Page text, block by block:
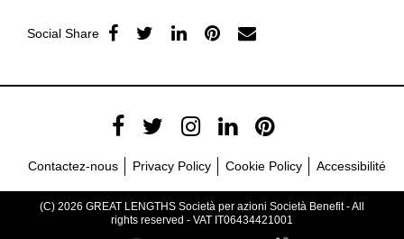
Social Share
Contactez-nous Privacy Policy Cookie Policy Accessibilité
(C) 2026 GREAT LENGTHS Società per azioni Società Benefit - All
rights reserved - VAT IT06434421001